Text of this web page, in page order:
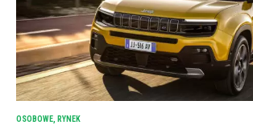
OSOBOWE RYNEK